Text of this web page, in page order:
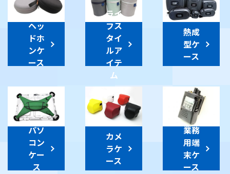
ヘッ
ドホ
ンケ
ース
ライ
フス
タイ
ルア
イテ
ム
熱成
型ケ
ース
パソ
コン
ケー
ス
カメ
ラケ
ース
業務
用端
末ケ
ース